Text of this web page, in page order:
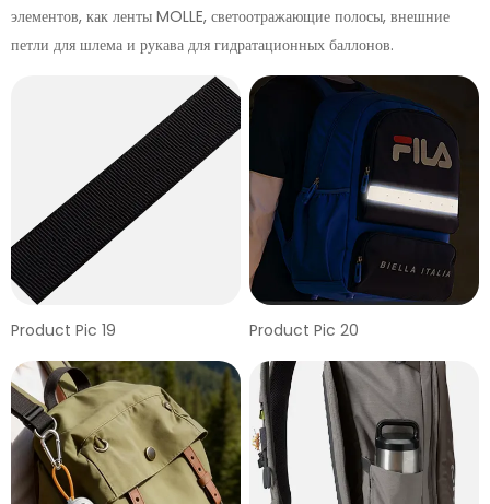
элементов, как ленты MOLLE, светоотражающие полосы, внешние
петли для шлема и рукава для гидратационных баллонов.
Product Pic 19 Product Pic 20